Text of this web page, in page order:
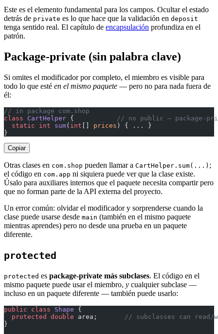
Este es el elemento fundamental para los campos. Ocultar el estado
detrás de private es lo que hace que la validación en deposit
tenga sentido real. El capítulo de encapsulación profundiza en el
patrón.
Package-private (sin palabra clave)
Si omites el modificador por completo, el miembro es visible para
todo lo que esté en el mismo paquete — pero no para nada fuera de
él:
// in package com.shop
class CartHelper {
// no public — package-
  static
int sum( int prices ) { ... }
}
Copiar
Otras clases en com.shop pueden llamar a CartHelper.sum(...) ;
el código en com.app ni siquiera puede ver que la clase existe.
Úsalo para auxiliares internos que el paquete necesita compartir pero
que no forman parte de la API externa del proyecto.
Un error común: olvidar el modificador y sorprenderse cuando la
clase puede usarse desde main (también en el mismo paquete
mientras aprendes) pero no desde una prueba en un paquete
diferente.
protected
protected es package-private más subclases. El código en el
mismo paquete puede usar el miembro, y cualquier subclase —
incluso en un paquete diferente — también puede usarlo:
public class Shape {
  protected
double area;
// subclasses can read/
}